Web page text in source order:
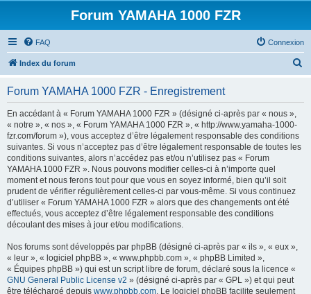
Forum YAMAHA 1000 FZR
FAQ Connexion
Index du forum
Forum YAMAHA 1000 FZR - Enregistrement
En accédant à « Forum YAMAHA 1000 FZR » (désigné ci-après par « nous »,
« notre », « nos », « Forum YAMAHA 1000 FZR », « http://www.yamaha-1000-
fzr.com/forum »), vous acceptez d’être légalement responsable des conditions
suivantes. Si vous n’acceptez pas d’être légalement responsable de toutes les
conditions suivantes, alors n’accédez pas et/ou n’utilisez pas « Forum
YAMAHA 1000 FZR ». Nous pouvons modifier celles-ci à n’importe quel
moment et nous ferons tout pour que vous en soyez informé, bien qu’il soit
prudent de vérifier régulièrement celles-ci par vous-même. Si vous continuez
d’utiliser « Forum YAMAHA 1000 FZR » alors que des changements ont été
effectués, vous acceptez d’être légalement responsable des conditions
découlant des mises à jour et/ou modifications.
Nos forums sont développés par phpBB (désigné ci-après par « ils », « eux »,
« leur », « logiciel phpBB », « www.phpbb.com », « phpBB Limited »,
« Équipes phpBB ») qui est un script libre de forum, déclaré sous la licence «
GNU General Public License v2 » (désigné ci-après par « GPL ») et qui peut
être téléchargé depuis www.phpbb.com. Le logiciel phpBB facilite seulement